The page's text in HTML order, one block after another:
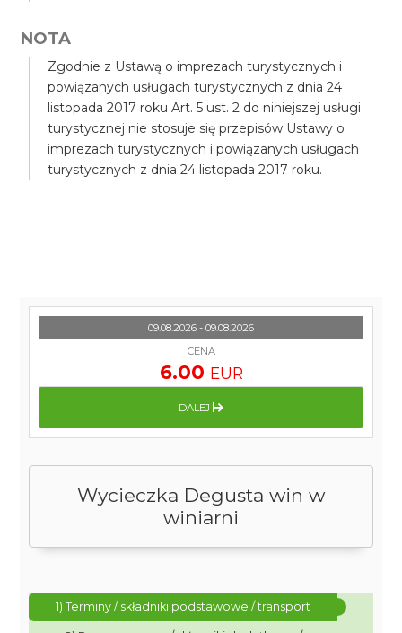
NOTA
Zgodnie z Ustawą o imprezach turystycznych i
powiązanych usługach turystycznych z dnia 24
listopada 2017 roku Art. 5 ust. 2 do niniejszej usługi
turystycznej nie stosuje się przepisów Ustawy o
imprezach turystycznych i powiązanych usługach
turystycznych z dnia 24 listopada 2017 roku.
Wycieczka Degusta win w
winiarni
1) Terminy / składniki podstawowe / transport
09.08.2026 - 09.08.2026
CENA
6.00 EUR
DALEJ